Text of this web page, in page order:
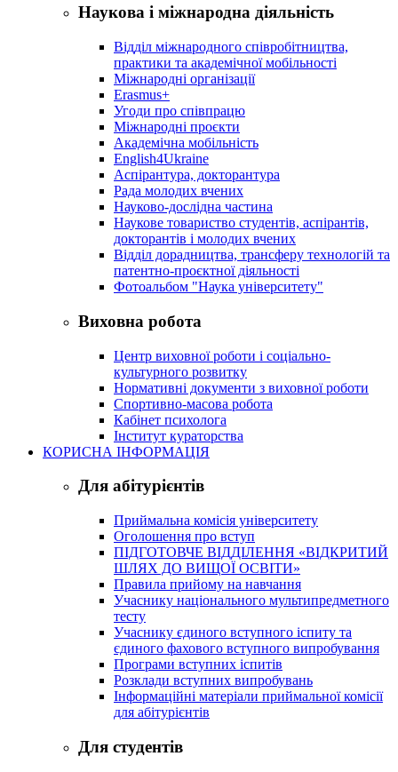
Наукова і міжнародна діяльність
Відділ міжнародного співробітництва,
практики та академічної мобільності
Міжнародні організації
Erasmus+
Угоди про співпрацю
Міжнародні проєкти
Академічна мобільність
English4Ukraine
Аспірантура, докторантура
Рада молодих вчених
Науково-дослідна частина
Наукове товариство студентів, аспірантів,
докторантів і молодих вчених
Відділ дорадництва, трансферу технологій та
патентно-проєктної діяльності
Фотоальбом "Наука університету"
Виховна робота
Центр виховної роботи і соціально-
культурного розвитку
Нормативні документи з виховної роботи
Спортивно-масова робота
Кабінет психолога
Інститут кураторства
КОРИСНА ІНФОРМАЦІЯ
Для абітурієнтів
Приймальна комісія університету
Оголошення про вступ
ПІДГОТОВЧЕ ВІДДІЛЕННЯ «ВІДКРИТИЙ
ШЛЯХ ДО ВИЩОЇ ОСВІТИ»
Правила прийому на навчання
Учаснику національного мультипредметного
тесту
Учаснику єдиного вступного іспиту та
єдиного фахового вступного випробування
Програми вступних іспитів
Розклади вступних випробувань
Інформаційні матеріали приймальної комісії
для абітурієнтів
Для студентів